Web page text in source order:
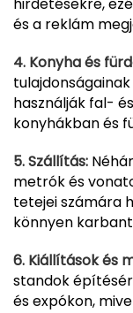
hirdetésekre,
és a reklám
4. Konyha és
használják fal-
konyhákban és
5. Szállítás:
metrók és
tetejei számára
könnyen
6. Kiállítások és
standok
és expókon,